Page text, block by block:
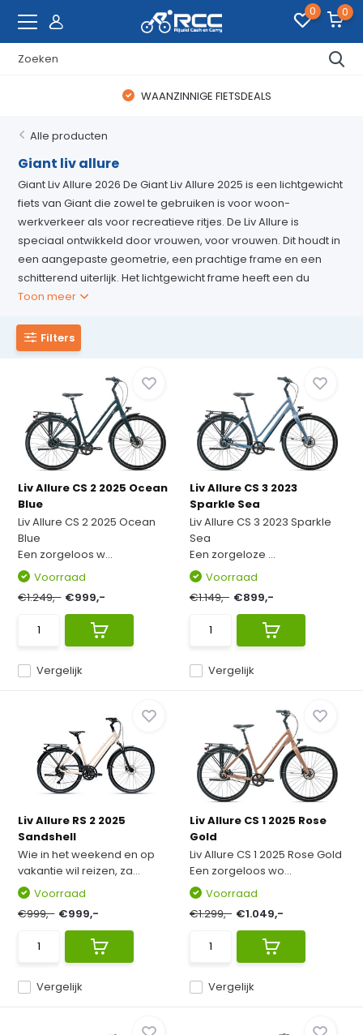
0 0
WAANZINNIGE FIETSDEALS
Alle producten
Giant liv allure
Giant Liv Allure 2026 De Giant Liv Allure 2025 is een lichtgewicht
fiets van Giant die zowel te gebruiken is voor woon-
werkverkeer als voor recreatieve ritjes. De Liv Allure is
speciaal ontwikkeld door vrouwen, voor vrouwen. Dit houdt in
een aangepaste geometrie, een prachtige frame en een
schitterend uiterlijk. Het lichtgewicht frame heeft een du
Toon meer
Filters
Liv Allure CS 2 2025 Ocean
Blue
Liv Allure CS 2 2025 Ocean
Blue
Een zorgeloos w...
Vergelijk
Voorraad
€1.249,- €999,-
Liv Allure CS 3 2023
Sparkle Sea
Liv Allure CS 3 2023 Sparkle
Sea
Een zorgeloze ...
Vergelijk
Voorraad
€1.149,- €899,-
Liv Allure RS 2 2025
Sandshell
Wie in het weekend en op
vakantie wil reizen, za...
Vergelijk
Voorraad
€999,- €999,-
Liv Allure CS 1 2025 Rose
Gold
Liv Allure CS 1 2025 Rose Gold
Een zorgeloos wo...
Vergelijk
Voorraad
€1.299,- €1.049,-